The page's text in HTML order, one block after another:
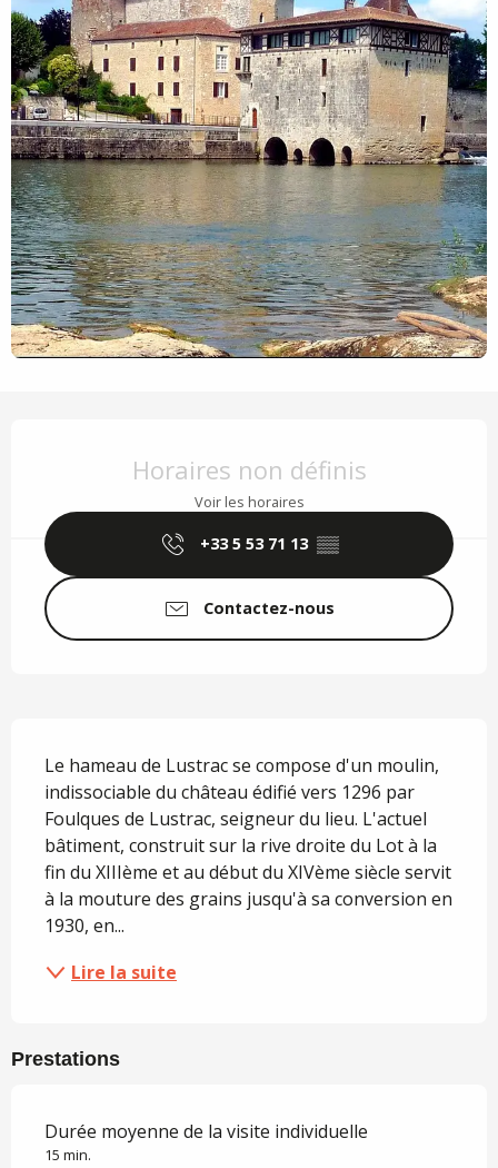
Horaires non définis
Voir les horaires
+33 5 53 71 13 ▒▒
Contactez-nous
Le hameau de Lustrac se compose d'un moulin,
indissociable du château édifié vers 1296 par
Foulques de Lustrac, seigneur du lieu. L'actuel
bâtiment, construit sur la rive droite du Lot à la
fin du XIIIème et au début du XIVème siècle servit
à la mouture des grains jusqu'à sa conversion en
1930, en...
Lire la suite
Prestations
Durée moyenne de la visite individuelle
15 min.